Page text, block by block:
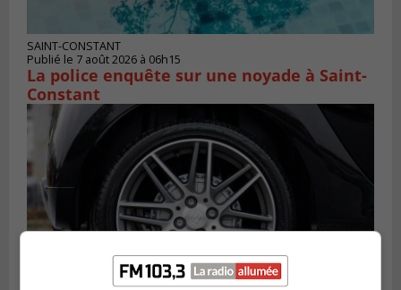
SAINT-CONSTANT
Publié le 7 août 2026 à 06h15
La police enquête sur une noyade à Saint-
Constant